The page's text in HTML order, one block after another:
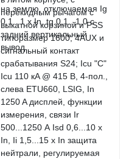
перекидным рычагом с
выкатной корзиной и PSS
типоразмер 1600; 4AUX и
сигнальный контакт
срабатывания S24; Icu "C"
Icu 110 кA @ 415 В, 4-пол.,
слева ETU660, LSIG, In
1250 A дисплей, функции
измерения, связи Ir
500...1250 А Isd 0,6...10 x
In, Ii 1,5...15 x In защита
нейтрали, регулируемая